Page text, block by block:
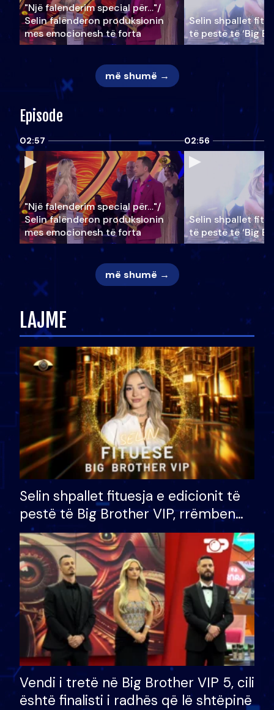
"Një falenderim special për…"/
Selin falënderon produksionin
mes emocionesh të forta
Selin shpallet
të pestë të ‘Big
më shumë →
Episode
02:57
"Një falenderim special për…"/
Selin falënderon produksionin
mes emocionesh të forta
02:56
Selin shpallet
të pestë të ‘Big
më shumë →
LAJME
Selin shpallet fituesja e edicionit të
pestë të Big Brother VIP, rrëmben
çmimin e madh prej 100 mijë eurosh
Vendi i tretë në Big Brother VIP 5, cili
është finalisti i radhës që lë shtëpinë